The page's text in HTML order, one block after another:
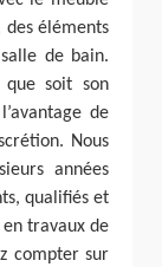
des éléments
de bain.
soit son
de
Nous
années
qualifiés et
travaux de
compter sur